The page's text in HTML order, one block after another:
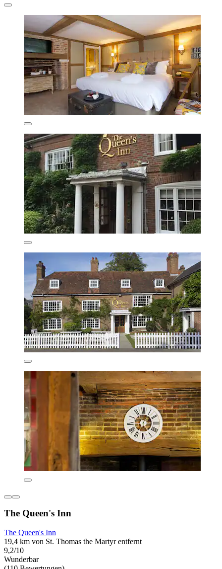
The Queen's Inn
The Queen's Inn
19,4 km von St. Thomas the Martyr entfernt
9,2/10
Wunderbar